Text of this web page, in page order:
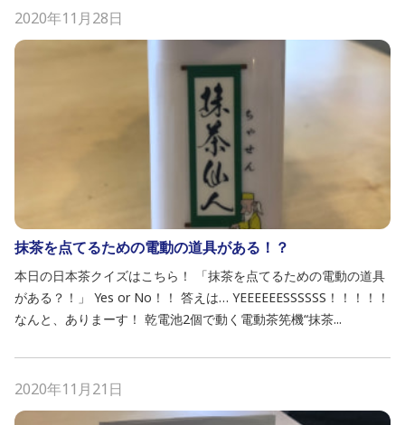
2020年11月28日
抹茶を点てるための電動の道具がある！？
本日の日本茶クイズはこちら！ 「抹茶を点てるための電動の道具
がある？！」 Yes or No！！ 答えは… YEEEEEESSSSSS！！！！！
なんと、ありまーす！ 乾電池2個で動く電動茶筅機“抹茶...
2020年11月21日